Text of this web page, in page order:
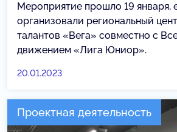
Мероприятие прошло 19 января,
организовали региональный
талантов «Вега» совместно с
движением «Лига Юниор».
20.01.2023
Проектная деятельность